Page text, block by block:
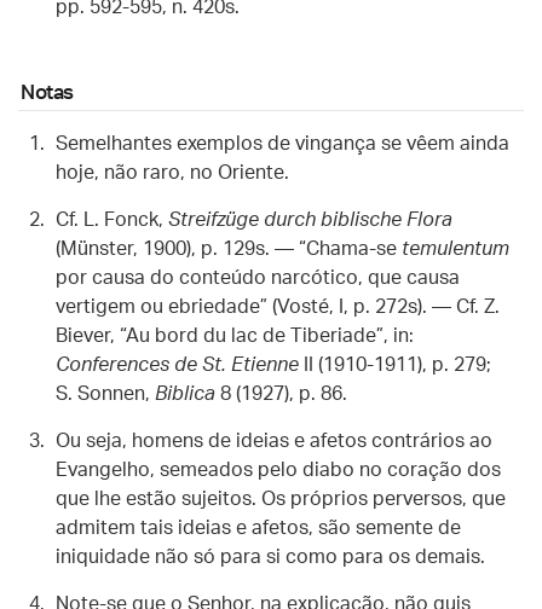
pp. 592-595, n. 420s.
Notas
Semelhantes exemplos de vingança se vêem ainda
hoje, não raro, no Oriente.
Cf. L. Fonck, Streifzüge durch biblische Flora
(Münster, 1900), p. 129s. — “Chama-se temulentum
por causa do conteúdo narcótico, que causa
vertigem ou ebriedade” (Vosté, I, p. 272s). — Cf. Z.
Biever, “Au bord du lac de Tiberiade”, in:
Conferences de St. Etienne II (1910-1911), p. 279;
S. Sonnen, Biblica 8 (1927), p. 86.
Ou seja, homens de ideias e afetos contrários ao
Evangelho, semeados pelo diabo no coração dos
que lhe estão sujeitos. Os próprios perversos, que
admitem tais ideias e afetos, são semente de
iniquidade não só para si como para os demais.
Note-se que o Senhor, na explicação, não quis